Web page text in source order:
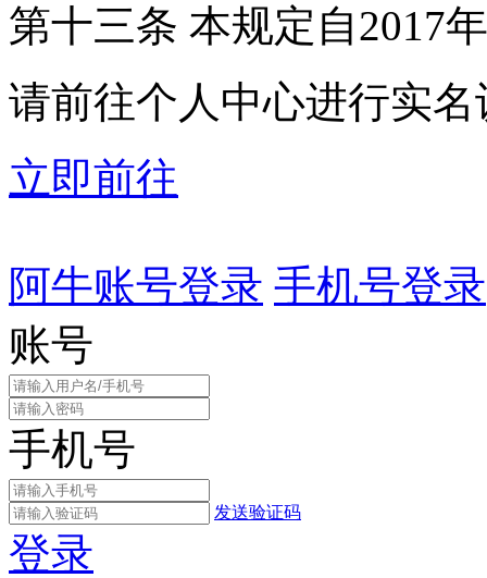
第十三条 本规定自2017
请前往个人中心进行实名
立即前往
阿牛账号登录 手机号登录
账号
手机号
发送验证码
登录